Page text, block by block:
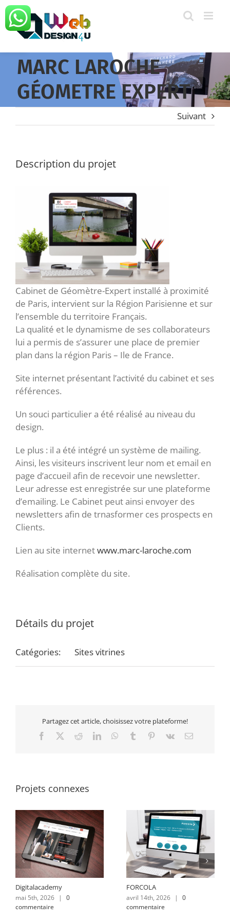
Ouvrir la barre d’outils
Passer
au
contenu
MARC LAROCHE
GÉOMETRE EXPERT
Suivant
Description du projet
Cabinet de Géomètre-Expert installé à proximité
de Paris, intervient sur la Région Parisienne et sur
l’ensemble du territoire Français.
La qualité et le dynamisme de ses collaborateurs
lui a permis de s’assurer une place de premier
plan dans la région Paris – Ile de France.
Site internet présentant l’activité du cabinet et ses
références.
Un souci particulier a été réalisé au niveau du
design.
Le plus : il a été intégré un système de mailing.
Ainsi, les visiteurs inscrivent leur nom et email en
page d’accueil afin de recevoir une newsletter.
Leur adresse est enregistrée sur une plateforme
d’emailing. Le Cabinet peut ainsi envoyer des
newsletters afin de trnasformer ces prospects en
Clients.
Lien au site internetwww.marc-laroche.com
Réalisation complète du site.
Détails du projet
Catégories: Sites vitrines
Partagez cet article, choisissez votre plateforme!
Facebook RedditLinkedInWhatsApp
Tumblr Pinterest
Vk Email
Projets connexes
Digitalacademy
mai 5th, 2026 |
0
commentaire
FORCOLA
avril 14th, 2026 |
0
commentaire